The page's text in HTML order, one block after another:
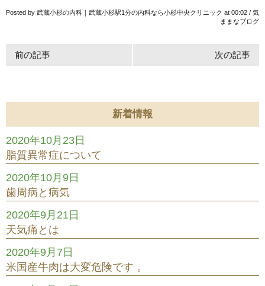
Posted by 武蔵小杉の内科｜武蔵小杉駅1分の内科なら小杉中央クリニック at 00:02 / 気
ままなブログ
前の記事 次の記事
新着情報
脂質異常症について
2020年10月23日
歯周病と病気
2020年10月9日
天気痛とは
2020年9月21日
米国産牛肉は大変危険です 。
2020年9月7日